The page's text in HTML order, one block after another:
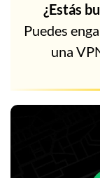
¿Estás
Puedes
una